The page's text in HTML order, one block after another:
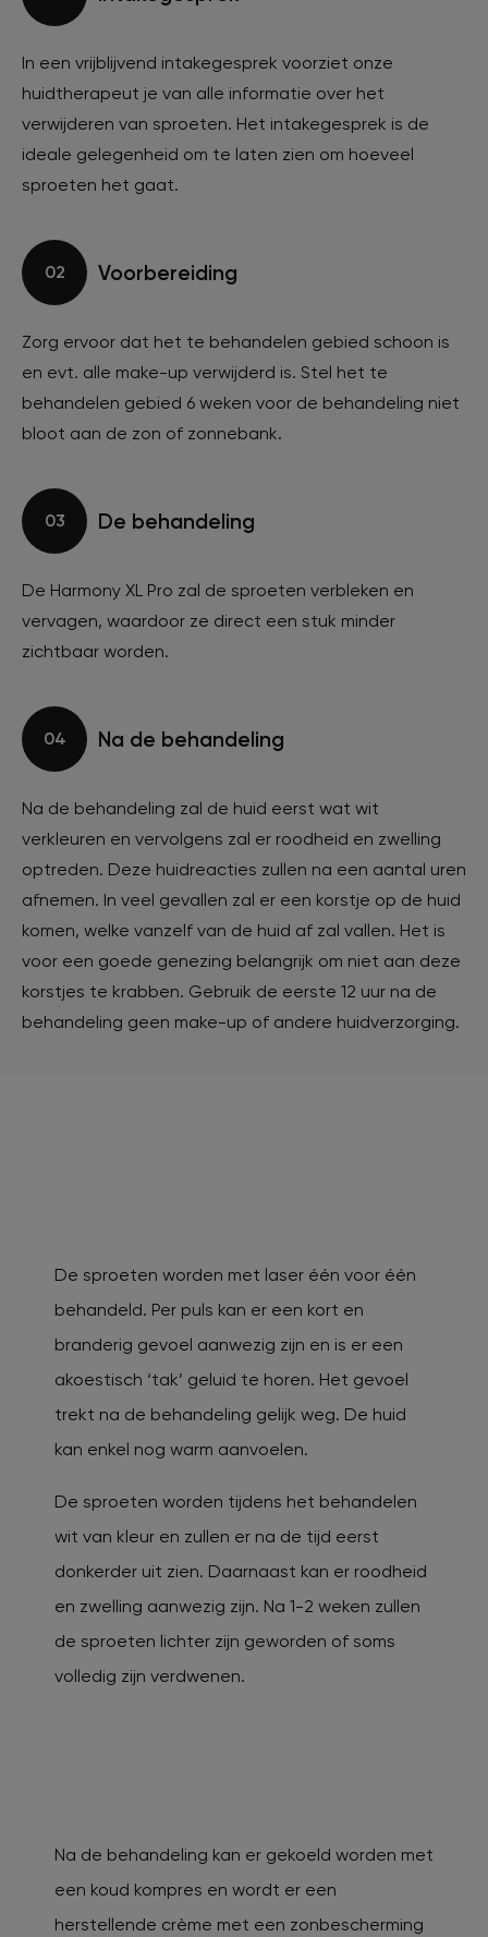
In een vrijblijvend intakegesprek voorziet onze
huidtherapeut je van alle informatie over het
verwijderen van sproeten. Het intakegesprek is de
ideale gelegenheid om te laten zien om hoeveel
sproeten het gaat.
02 Voorbereiding
Zorg ervoor dat het te behandelen gebied schoon is
en evt. alle make-up verwijderd is. Stel het te
behandelen gebied 6 weken voor de behandeling niet
bloot aan de zon of zonnebank.
03 De behandeling
De Harmony XL Pro zal de sproeten verbleken en
vervagen, waardoor ze direct een stuk minder
zichtbaar worden.
04 Na de behandeling
Na de behandeling zal de huid eerst wat wit
verkleuren en vervolgens zal er roodheid en zwelling
optreden. Deze huidreacties zullen na een aantal uren
afnemen. In veel gevallen zal er een korstje op de huid
komen, welke vanzelf van de huid af zal vallen. Het is
voor een goede genezing belangrijk om niet aan deze
korstjes te krabben. Gebruik de eerste 12 uur na de
behandeling geen make-up of andere huidverzorging.
De sproeten worden met laser één voor één
behandeld. Per puls kan er een kort en
branderig gevoel aanwezig zijn en is er een
akoestisch ‘tak’ geluid te horen. Het gevoel
trekt na de behandeling gelijk weg. De huid
kan enkel nog warm aanvoelen.
De sproeten worden tijdens het behandelen
wit van kleur en zullen er na de tijd eerst
donkerder uit zien. Daarnaast kan er roodheid
en zwelling aanwezig zijn. Na 1-2 weken zullen
de sproeten lichter zijn geworden of soms
volledig zijn verdwenen.
Na de behandeling kan er gekoeld worden met
een koud kompres en wordt er een
herstellende crème met een zonbescherming